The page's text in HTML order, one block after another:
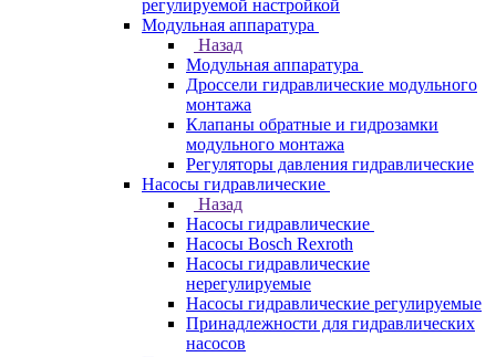
регулируемой настройкой
Модульная аппаратура
Назад
Модульная аппаратура
Дроссели гидравлические модульного
монтажа
Клапаны обратные и гидрозамки
модульного монтажа
Регуляторы давления гидравлические
Насосы гидравлические
Назад
Насосы гидравлические
Насосы Bosch Rexroth
Насосы гидравлические
нерегулируемые
Насосы гидравлические регулируемые
Принадлежности для гидравлических
насосов